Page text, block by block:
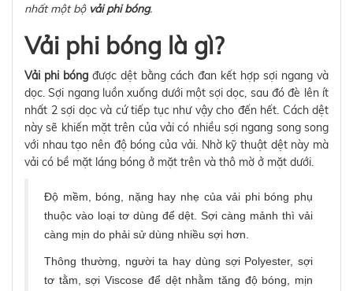
nhất một bộ vải phi bóng.
Vải phi bóng là gì?
Vải phi bóng được dệt bằng cách đan kết hợp sợi ngang và
dọc. Sợi ngang luồn xuống dưới một sợi dọc, sau đó đè lên ít
nhất 2 sợi dọc và cứ tiếp tục như vậy cho đến hết. Cách dệt
này sẽ khiến mặt trên của vải có nhiều sợi ngang song song
với nhau tạo nên độ bóng của vải. Nhờ kỹ thuật dệt này mà
vải có bề mặt láng bóng ở mặt trên và thô mờ ở mặt dưới.
Độ mềm, bóng, nặng hay nhẹ của vải phi bóng phụ
thuộc vào loại tơ dùng để dệt. Sợi càng mảnh thì vải
càng mịn do phải sử dùng nhiều sợi hơn.
Thông thường, người ta hay dùng sợi Polyester, sợi
tơ tằm, sợi Viscose để dệt nhằm tăng độ bóng, mịn